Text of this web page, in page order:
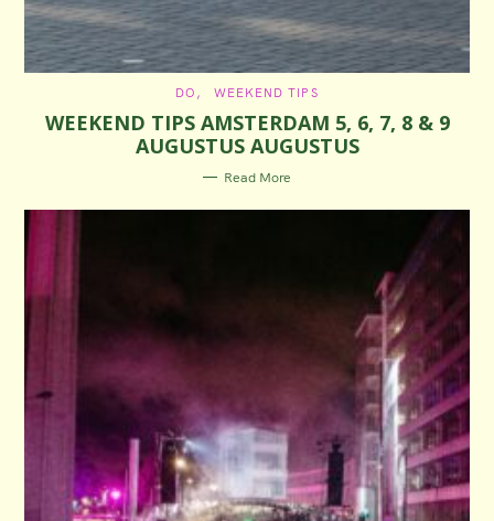
C
T
E
G
O
R
I
S
DO WEEKEND TIPS
WEEKEND TIPS AMSTERDAM 5, 6, 7, 8 & 9
AUGUSTUS AUGUSTUS
Read More